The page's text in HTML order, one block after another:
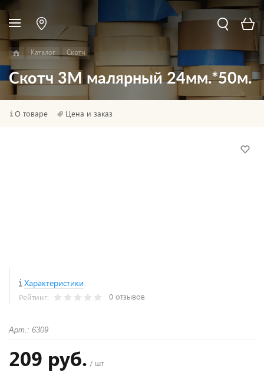
Каталог Скотч
Скотч 3M малярный 24мм.*50м.
О товаре Цена и заказ
Характеристики
Рейтинг: 0 отзывов
Арт.: 6309
209 руб. / шт